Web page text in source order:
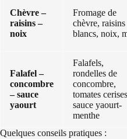
Chèvre –
raisins –
noix
Fromage de
chèvre, raisins
blancs, noix,
Falafel –
concombre
– sauce
yaourt
Falafels,
rondelles de
concombre,
tomates
sauce yaourt-
menthe
Quelques conseils pratiques :